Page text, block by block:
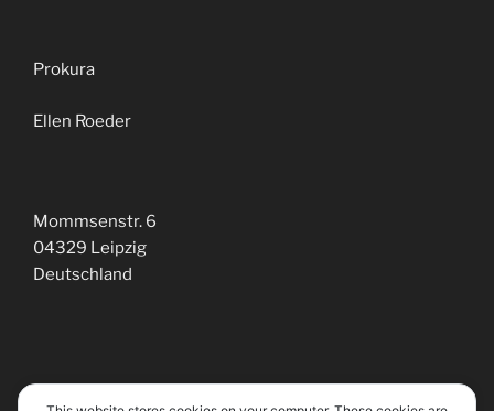
Prokura
Ellen Roeder
Mommsenstr. 6
04329 Leipzig
Deutschland